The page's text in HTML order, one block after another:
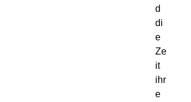
d
di
e
Ze
it
ihr
e